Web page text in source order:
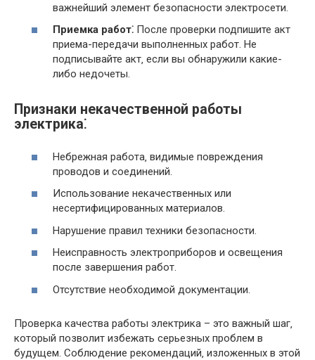
важнейший элемент безопасности электросети.
Приемка работ⁚ После проверки подпишите акт
приема-передачи выполненных работ. Не
подписывайте акт‚ если вы обнаружили какие-
либо недочеты.
Признаки некачественной работы
электрика⁚
Небрежная работа‚ видимые повреждения
проводов и соединений.
Использование некачественных или
несертифицированных материалов.
Нарушение правил техники безопасности.
Неисправность электроприборов и освещения
после завершения работ.
Отсутствие необходимой документации.
Проверка качества работы электрика – это важный шаг‚
который позволит избежать серьезных проблем в
будущем. Соблюдение рекомендаций‚ изложенных в этой